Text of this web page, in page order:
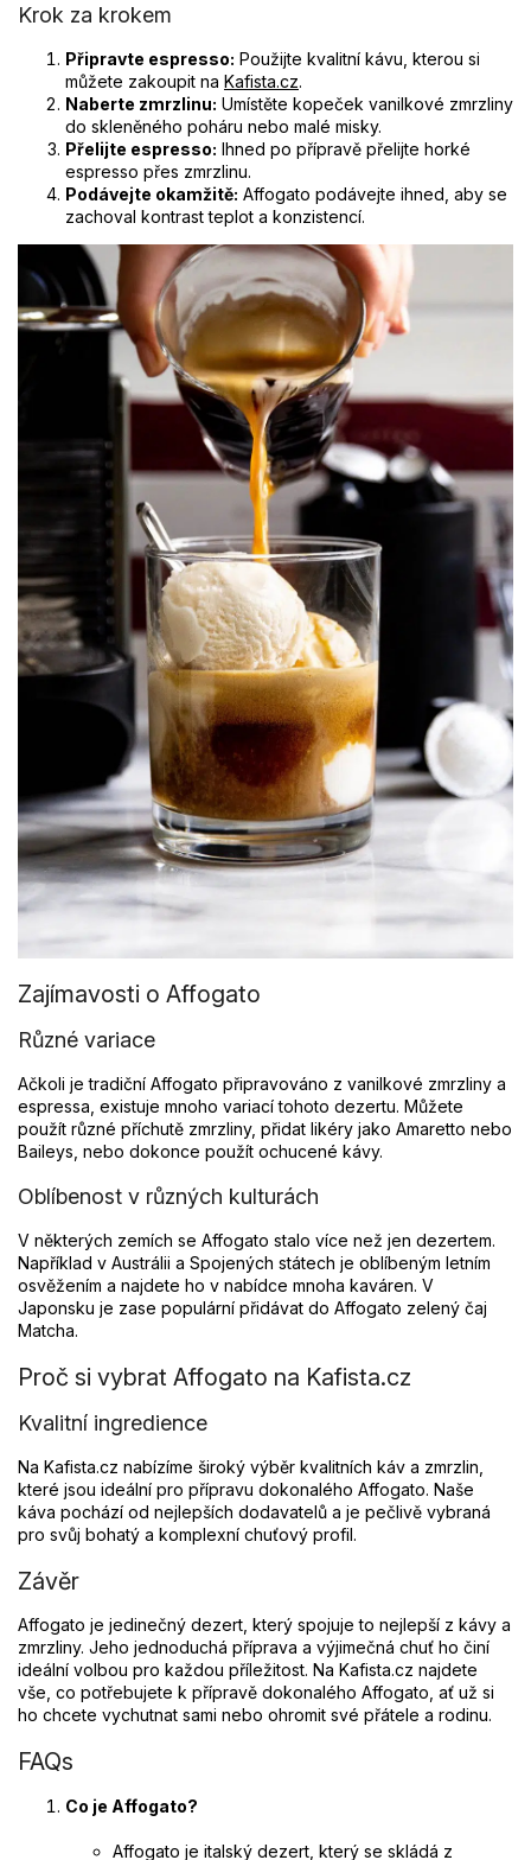
Krok za krokem
Připravte espresso: Použijte kvalitní kávu, kterou si
můžete zakoupit na Kafista.cz.
Naberte zmrzlinu: Umístěte kopeček vanilkové zmrzliny
do skleněného poháru nebo malé misky.
Přelijte espresso: Ihned po přípravě přelijte horké
espresso přes zmrzlinu.
Podávejte okamžitě: Affogato podávejte ihned, aby se
zachoval kontrast teplot a konzistencí.
Zajímavosti o Affogato
Různé variace
Ačkoli je tradiční Affogato připravováno z vanilkové zmrzliny a
espressa, existuje mnoho variací tohoto dezertu. Můžete
použít různé příchutě zmrzliny, přidat likéry jako Amaretto nebo
Baileys, nebo dokonce použít ochucené kávy.
Oblíbenost v různých kulturách
V některých zemích se Affogato stalo více než jen dezertem.
Například v Austrálii a Spojených státech je oblíbeným letním
osvěžením a najdete ho v nabídce mnoha kaváren. V
Japonsku je zase populární přidávat do Affogato zelený čaj
Matcha.
Proč si vybrat Affogato na Kafista.cz
Kvalitní ingredience
Na Kafista.cz nabízíme široký výběr kvalitních káv a zmrzlin,
které jsou ideální pro přípravu dokonalého Affogato. Naše
káva pochází od nejlepších dodavatelů a je pečlivě vybraná
pro svůj bohatý a komplexní chuťový profil.
Závěr
Affogato je jedinečný dezert, který spojuje to nejlepší z kávy a
zmrzliny. Jeho jednoduchá příprava a výjimečná chuť ho činí
ideální volbou pro každou příležitost. Na Kafista.cz najdete
vše, co potřebujete k přípravě dokonalého Affogato, ať už si
ho chcete vychutnat sami nebo ohromit své přátele a rodinu.
FAQs
Co je Affogato?
Affogato je italský dezert, který se skládá z